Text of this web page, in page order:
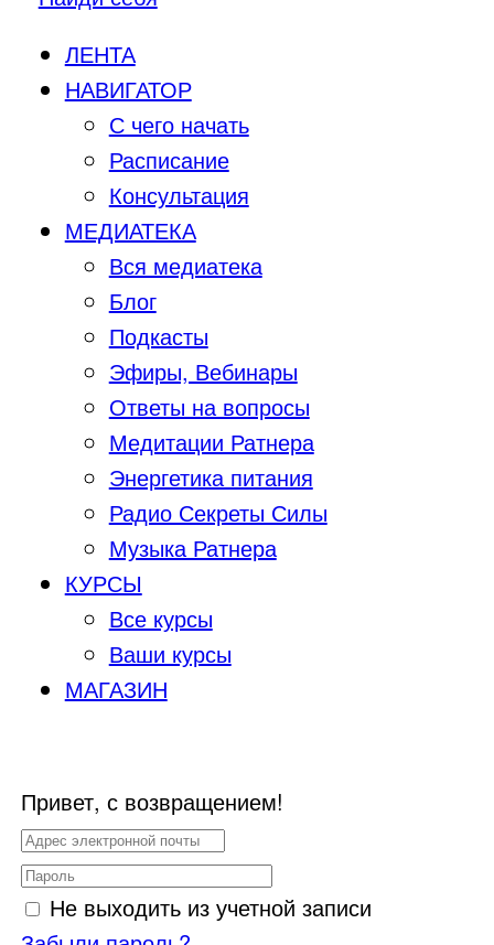
ЛЕНТА
НАВИГАТОР
С чего начать
Расписание
Консультация
МЕДИАТЕКА
Вся медиатека
Блог
Подкасты
Эфиры, Вебинары
Ответы на вопросы
Медитации Ратнера
Энергетика питания
Радио Секреты Силы
Музыка Ратнера
КУРСЫ
Все курсы
Ваши курсы
МАГАЗИН
Привет, с возвращением!
Не выходить из учетной записи